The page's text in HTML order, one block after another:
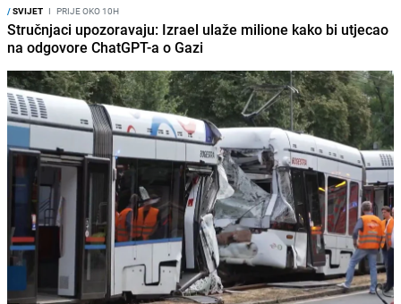
/SVIJET I PRIJE OKO 10H
Stručnjaci upozoravaju: Izrael ulaže milione kako bi utjecao
na odgovore ChatGPT-a o Gazi